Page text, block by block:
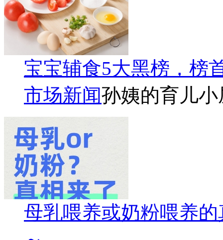
宝宝辅食5大黑榜，榜
市场新闻孙姨的育儿小
母乳喂养或奶粉喂养